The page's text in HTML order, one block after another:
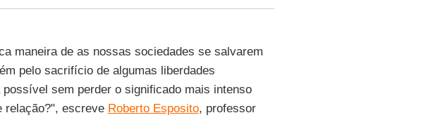
maneira de as nossas sociedades se salvarem
pelo sacrifício de algumas liberdades
sem perder o significado mais intenso
relação?", escreve Roberto Esposito, professor